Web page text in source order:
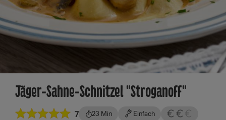
Jäger-Sahne-Schnitzel "Stroganoff"
7 23 Min Einfach